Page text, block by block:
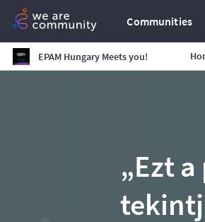
Communities
EPAM Hungary Meets you!
„Ezt